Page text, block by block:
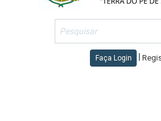
Faça Login